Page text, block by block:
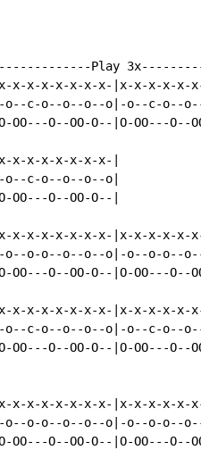
Play
x-x-x-x-x-x-x-|x-x-x-x-x-
c-o--o--o--o|-o--c-o--
OO---O--OO-O--|O-OO---O--
x-x-x-x-x-x-x-|
c-o--o--o--o|
OO---O--OO-O--|
x-x-x-x-x-x-x-|x-x-x-x-x-
o-o--o--o--o|-o--o-o--
OO---O--OO-O--|O-OO---O--
x-x-x-x-x-x-x-|x-x-x-x-x-
c-o--o--o--o|-o--c-o--
OO---O--OO-O--|O-OO---O--
x-x-x-x-x-x-x-|x-x-x-x-x-
o-o--o--o--o|-o--o-o--
OO---O--OO-O--|O-OO---O--